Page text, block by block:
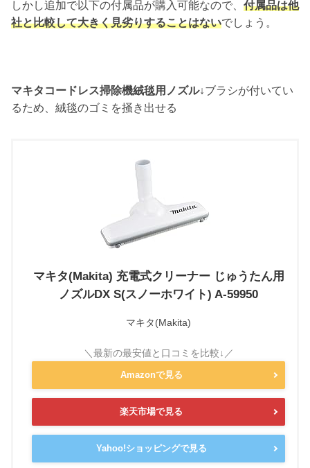
しかし追加で以下の付属品が購入可能なので、 付属品は他
社と比較して大きく見劣りすることはないでしょう。
マキタコードレス掃除機絨毯用ノズル↓ブラシが付いてい
るため、絨毯のゴミを掻き出せる
マキタ(Makita) 充電式クリーナー じゅうたん用
ノズルDX S(スノーホワイト) A-59950
マキタ(Makita)
Amazonで見る
楽天市場で見る
Yahoo!ショッピングで見る